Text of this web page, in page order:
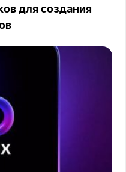
для создания